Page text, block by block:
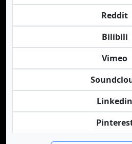
Reddit
Bilibili
Vimeo
Linkedin